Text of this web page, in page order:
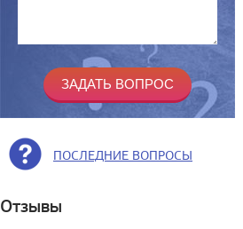
ПОСЛЕДНИЕ ВОПРОСЫ
Отзывы